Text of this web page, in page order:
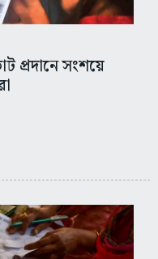
প্রদানে সংশয়ে